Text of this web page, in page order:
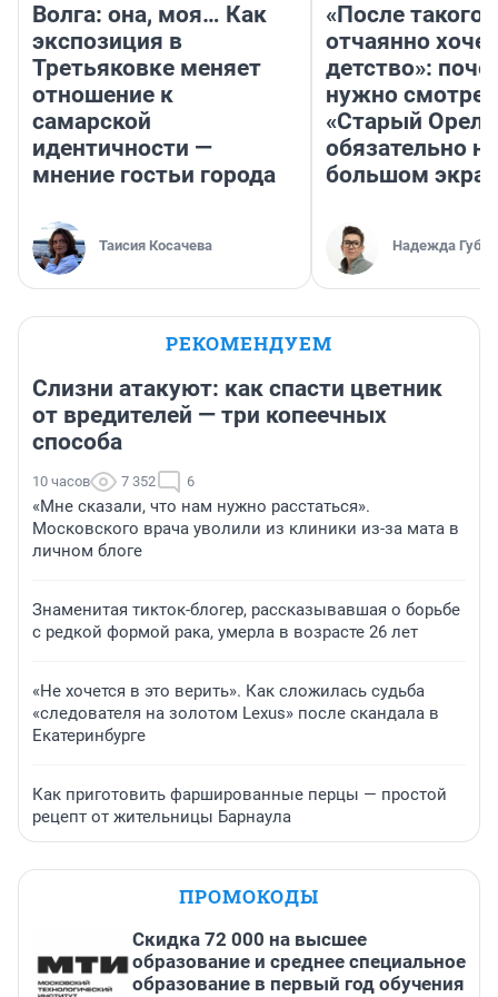
Волга: она, моя… Как
экспозиция в
Третьяковке меняет
отношение к
самарской
идентичности —
мнение гостьи города
Таисия Косачева
«После такого
отчаянно
детство»:
нужно
«Старый
обязательно на
большом
Надежда
РЕКОМЕНДУЕМ
Слизни атакуют: как спасти цветник
от вредителей — три копеечных
способа
10 часов 7 352 6
«Мне сказали, что нам нужно расстаться».
Московского врача уволили из клиники из-за мата в
личном блоге
Знаменитая тикток-блогер, рассказывавшая о борьбе
с редкой формой рака, умерла в возрасте 26 лет
«Не хочется в это верить». Как сложилась судьба
«следователя на золотом Lexus» после скандала в
Екатеринбурге
Как приготовить фаршированные перцы — простой
рецепт от жительницы Барнаула
ПРОМОКОДЫ
Скидка 72 000 на высшее
образование и среднее специальное
образование в первый год обучения